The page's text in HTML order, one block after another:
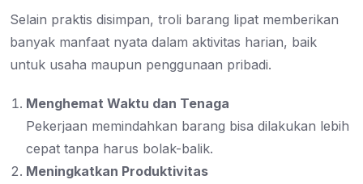
Selain praktis disimpan, troli barang lipat memberikan
banyak manfaat nyata dalam aktivitas harian, baik
untuk usaha maupun penggunaan pribadi.
Menghemat Waktu dan Tenaga
Pekerjaan memindahkan barang bisa dilakukan lebih
cepat tanpa harus bolak-balik.
Meningkatkan Produktivitas